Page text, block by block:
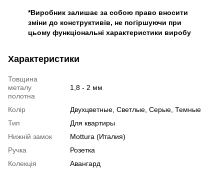
*Виробник залишає за собою право вносити
зміни до конструктивів, не погіршуючи при
цьому функціональні характеристики виробу
Характеристики
Товщина
металу
полотна
1,8 - 2 мм
Колір
Двухцветные, Светлые, Серые, Темные
Тип
Для квартиры
Нижній замок
Mottura (Италия)
Ручка
Розетка
Колекція
Авангард